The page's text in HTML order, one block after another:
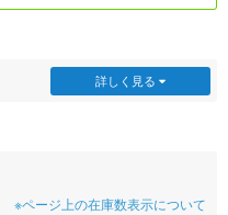
詳しく見る
※ページ上の在庫数表示について